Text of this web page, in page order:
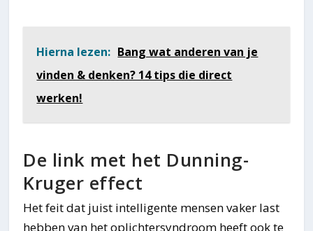
Hierna lezen: Bang wat anderen van je
vinden & denken? 14 tips die direct
werken!
De link met het Dunning-
Kruger effect
Het feit dat juist intelligente mensen vaker last
hebben van het oplichtersyndroom heeft ook te